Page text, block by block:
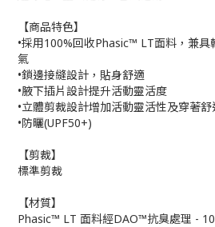
【商品特色】
•採用100%回收Phasic™ LT面料，兼
氣
•鎖邊接縫設計，貼身舒適
•腋下插片設計提升活動靈活度
•立體剪裁設計增加活動靈活性及穿著舒
•防曬(UPF50+)
【剪裁】
標準剪裁
【材質】
Phasic™ LT 面料經DAO™抗臭處理 -